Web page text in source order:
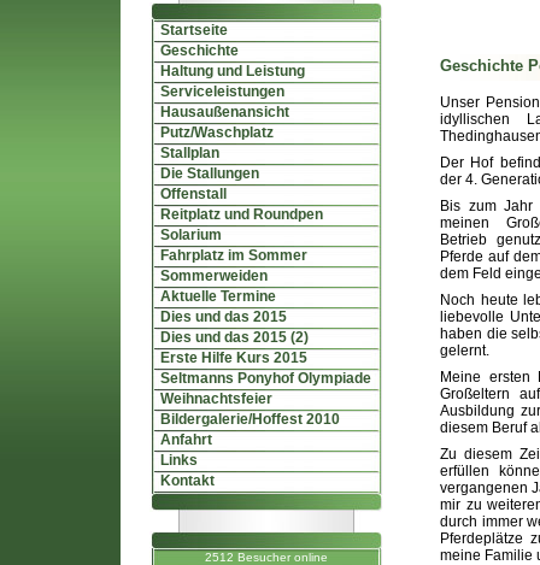
Startseite
Geschichte
Haltung und Leistung
Serviceleistungen
Hausaußenansicht
Putz/Waschplatz
Stallplan
Die Stallungen
Offenstall
Reitplatz und Roundpen
Solarium
Fahrplatz im Sommer
Sommerweiden
Aktuelle Termine
Dies und das 2015
Dies und das 2015 (2)
Erste Hilfe Kurs 2015
Seltmanns Ponyhof Olympiade
Weihnachtsfeier
Bildergalerie/Hoffest 2010
Anfahrt
Links
Kontakt
2512 Besucher online
Geschichte
Unser
idyllischen
Der Hof
der 4.
Bis zum
meinen
Betrieb
Pferde auf
dem Feld
Noch heute
liebevolle
haben die
gelernt.
Meine
Großeltern
Ausbildung
diesem Beruf
Zu diesem
erfüllen
vergangenen
mir zu
durch immer
Pferdeplätze
meine Familie